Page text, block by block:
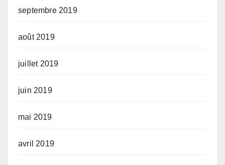
septembre 2019
août 2019
juillet 2019
juin 2019
mai 2019
avril 2019